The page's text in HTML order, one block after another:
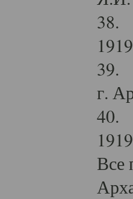
38.
39.
г.
40.
Все